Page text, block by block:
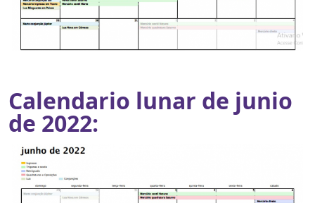
Calendario lunar de junio
de 2022: